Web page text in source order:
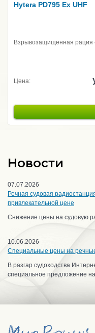
Hytera PD795 Ex UHF
Взрывозащищенная рация
Цена:
Новости
07.07.2026
Речная судовая
привлекательной цене
Снижение цены на судовую
10.06.2026
Специальные цены на
В разгар судоходства
специальное предложение